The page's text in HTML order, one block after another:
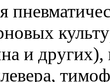
и других),